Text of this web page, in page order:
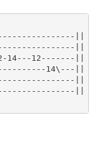
||
||
14---12-------||
14\---||
||
||